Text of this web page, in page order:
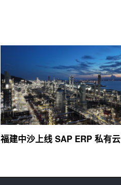
福建中沙上线 SAP ERP 私有云